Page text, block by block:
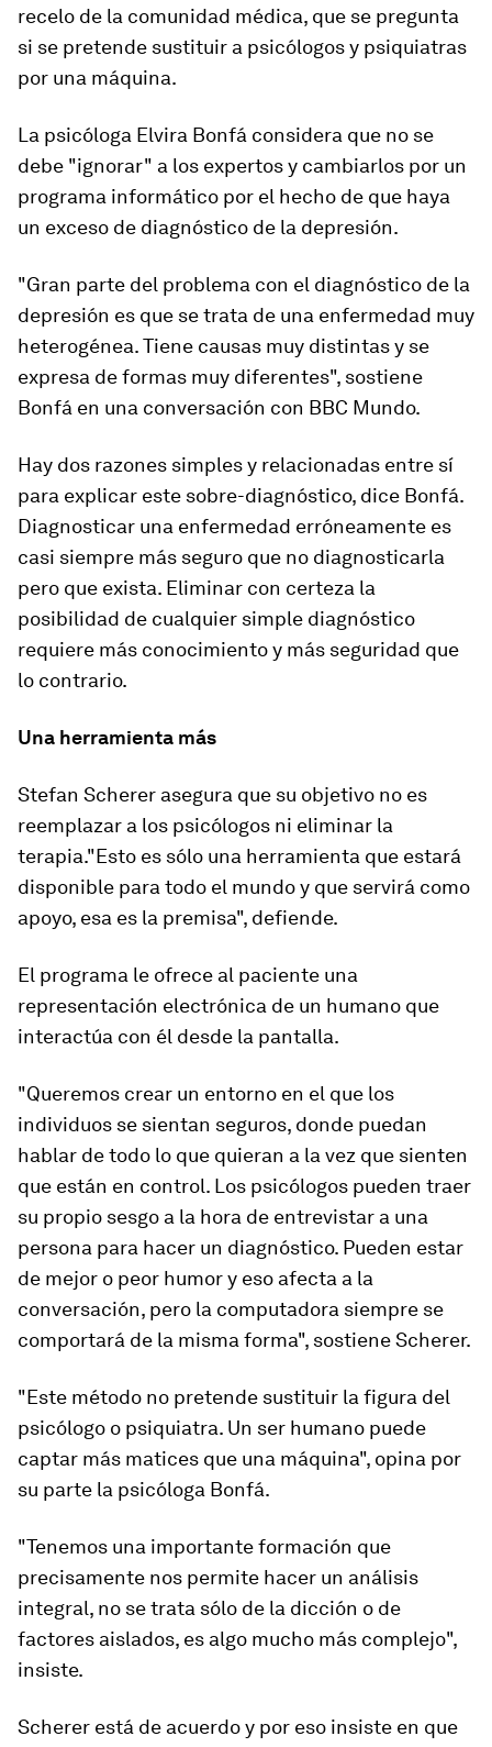
recelo de la comunidad médica, que se pregunta
si se pretende sustituir a psicólogos y psiquiatras
por una máquina.
La psicóloga Elvira Bonfá considera que no se
debe "ignorar" a los expertos y cambiarlos por un
programa informático por el hecho de que haya
un exceso de diagnóstico de la depresión.
"Gran parte del problema con el diagnóstico de la
depresión es que se trata de una enfermedad muy
heterogénea. Tiene causas muy distintas y se
expresa de formas muy diferentes", sostiene
Bonfá en una conversación con BBC Mundo.
Hay dos razones simples y relacionadas entre sí
para explicar este sobre-diagnóstico, dice Bonfá.
Diagnosticar una enfermedad erróneamente es
casi siempre más seguro que no diagnosticarla
pero que exista. Eliminar con certeza la
posibilidad de cualquier simple diagnóstico
requiere más conocimiento y más seguridad que
lo contrario.
Una herramienta más
Stefan Scherer asegura que su objetivo no es
reemplazar a los psicólogos ni eliminar la
terapia."Esto es sólo una herramienta que estará
disponible para todo el mundo y que servirá como
apoyo, esa es la premisa", defiende.
El programa le ofrece al paciente una
representación electrónica de un humano que
interactúa con él desde la pantalla.
"Queremos crear un entorno en el que los
individuos se sientan seguros, donde puedan
hablar de todo lo que quieran a la vez que sienten
que están en control. Los psicólogos pueden traer
su propio sesgo a la hora de entrevistar a una
persona para hacer un diagnóstico. Pueden estar
de mejor o peor humor y eso afecta a la
conversación, pero la computadora siempre se
comportará de la misma forma", sostiene Scherer.
"Este método no pretende sustituir la figura del
psicólogo o psiquiatra. Un ser humano puede
captar más matices que una máquina", opina por
su parte la psicóloga Bonfá.
"Tenemos una importante formación que
precisamente nos permite hacer un análisis
integral, no se trata sólo de la dicción o de
factores aislados, es algo mucho más complejo",
insiste.
Scherer está de acuerdo y por eso insiste en que